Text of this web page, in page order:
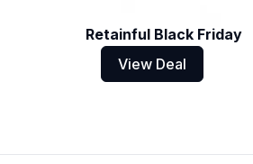
Retainful Black Friday
View Deal